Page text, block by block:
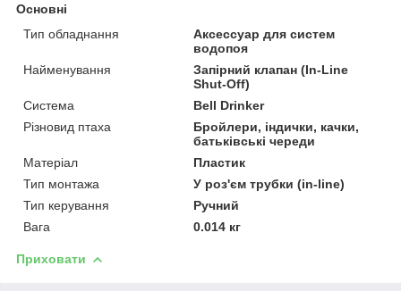
Основні
Тип обладнання
Аксессуар для систем
водопоя
Найменування
Запірний клапан (In-Line
Shut-Off)
Система
Bell Drinker
Різновид птаха
Бройлери, індички, качки,
батьківські череди
Матеріал
Пластик
Тип монтажа
У роз'єм трубки (in-line)
Тип керування
Ручний
Вага
0.014 кг
Приховати